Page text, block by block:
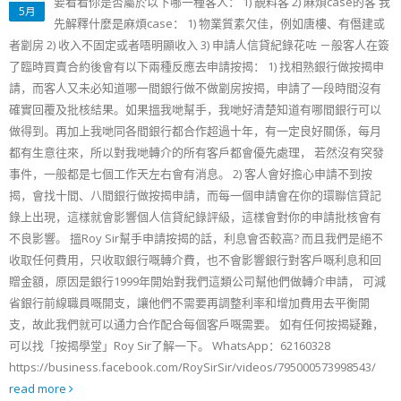
5月
先解釋什麼是麻煩case： 1) 物業質素欠佳，例如唐樓、有僭建或
者劏房 2) 收入不固定或者唔明顯收入 3) 申請人信貸紀錄花咗 －般客人在簽
了臨時買賣合約後會有以下兩種反應去申請按揭： 1) 找相熟銀行做按揭申
請，而客人又未必知道哪一間銀行做不做劏房按揭，申請了一段時間沒有
確實回覆及批核結果。如果搵我哋幫手，我哋好清楚知道有哪間銀行可以
做得到。再加上我哋同各間銀行都合作超過十年，有一定良好關係，每月
都有生意往來，所以對我哋轉介的所有客戶都會優先處理， 若然沒有突發
事件，一般都是七個工作天左右會有消息。 2) 客人會好擔心申請不到按
揭，會找十間、八間銀行做按揭申請，而每一個申請會在你的環聯信貸記
錄上出現，這樣就會影響個人信貸紀錄評級，這樣會對你的申請批核會有
不良影響。 搵Roy Sir幫手申請按揭的話，利息會否較高? 而且我們是絕不
收取任何費用，只收取銀行嘅轉介費，也不會影響銀行對客戶嘅利息和回
贈金額，原因是銀行1999年開始對我們這類公司幫他們做轉介申請， 可減
省銀行前線職員嘅開支，讓他們不需要再調整利率和增加費用去平衡開
支，故此我們就可以通力合作配合每個客戶嘅需要。 如有任何按揭疑難，
可以找「按揭學堂」Roy Sir了解一下。 WhatsApp：62160328
https://business.facebook.com/RoySirSir/videos/795000573998543/
read more